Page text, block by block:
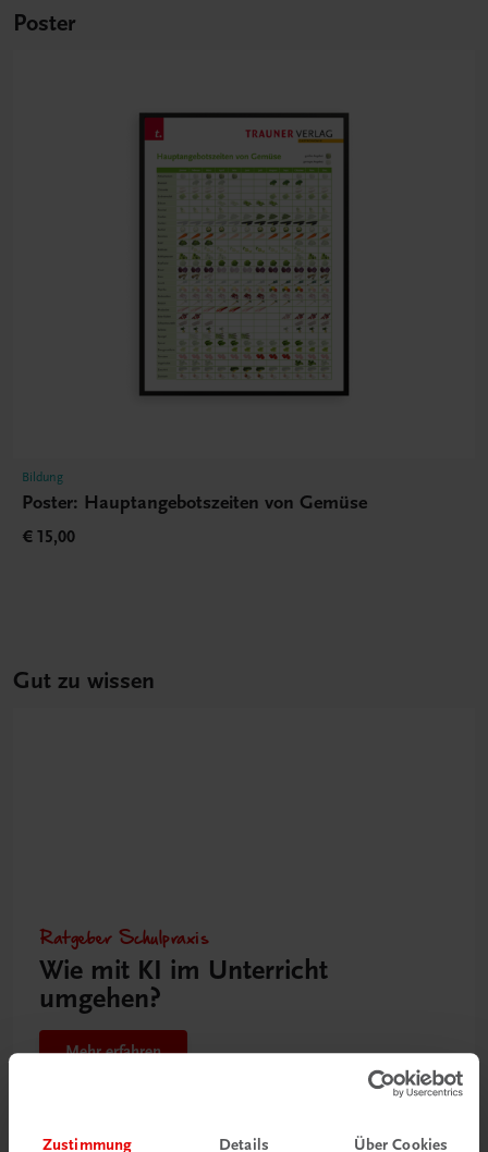
Zustimmung Details Über Cookies
Poster
Bildung
Poster: Hauptangebotszeiten von Gemüse
€ 15,00
Gut zu wissen
Ratgeber Schulpraxis
Wie mit KI im Unterricht
umgehen?
Mehr erfahren